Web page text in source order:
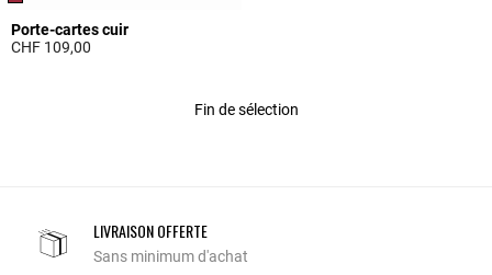
Porte-cartes cuir
CHF 109,00
Fin de sélection
LIVRAISON OFFERTE
Sans minimum d'achat